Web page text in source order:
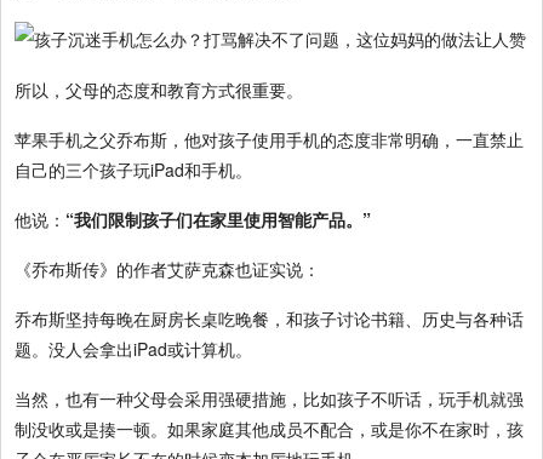
所以，父母的态度和教育方式很重要。
苹果手机之父乔布斯，他对孩子使用手机的态度非常明确，一直禁止
自己的三个孩子玩iPad和手机。
他说： “我们限制孩子们在家里使用智能产品。”
《乔布斯传》的作者艾萨克森也证实说：
乔布斯坚持每晚在厨房长桌吃晚餐，和孩子讨论书籍、历史与各种话
题。没人会拿出iPad或计算机。
当然，也有一种父母会采用强硬措施，比如孩子不听话，玩手机就强
制没收或是揍一顿。如果家庭其他成员不配合，或是你不在家时，孩